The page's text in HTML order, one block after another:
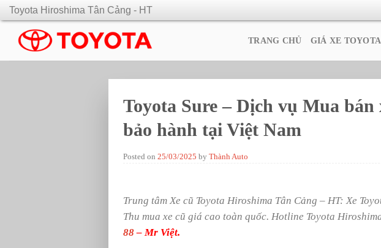
Skip
to
content
Toyota Hiroshima Tân Cảng - HT
TRANG CHỦ GIÁ XE TOYOTA
Toyota Sure – Dịch vụ Mua bán
bảo hành tại Việt Nam
Posted on 25/03/2025 by Thành Auto
Trung tâm Xe cũ Toyota Hiroshima Tân Cảng – HT: Xe
Thu mua xe cũ giá cao toàn quốc. Hotline Toyota
88– Mr Việt.